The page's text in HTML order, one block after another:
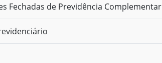
Fechadas de Previdência Complementar